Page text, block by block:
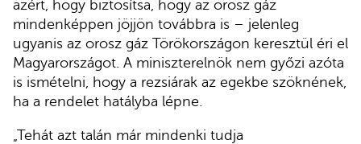
azért, hogy biztosítsa, hogy az orosz gáz
mindenképpen jöjjön továbbra is – jelenleg
ugyanis az orosz gáz Törökországon keresztül éri el
Magyarországot. A miniszterelnök nem győzi azóta
is ismételni, hogy a rezsiárak az egekbe szöknének,
ha a rendelet hatályba lépne.
„Tehát azt talán már mindenki tudja